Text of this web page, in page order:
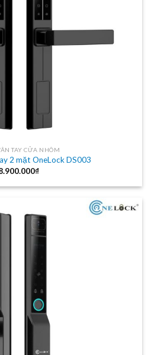
TAY CỬA NHÔM
2 mặt OneLock DS003
₫